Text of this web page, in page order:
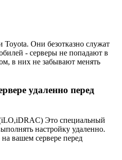
Toyota. Они безотказно служат
- серверы не попадают в
в них не забывают менять
удаленно перед
Это специальный
настройку удаленно.
вашем сервере перед